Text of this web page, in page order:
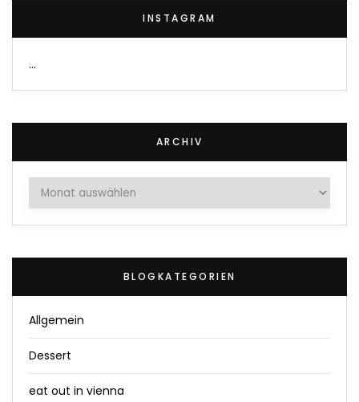
INSTAGRAM
…
ARCHIV
Archiv
BLOGKATEGORIEN
Allgemein
Dessert
eat out in vienna